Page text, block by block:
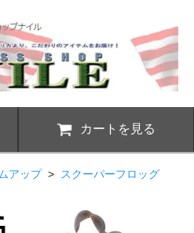
カートを見る
アップ> スクーパーフロッグ